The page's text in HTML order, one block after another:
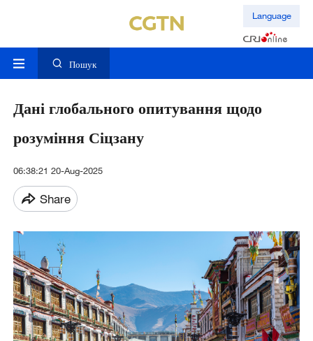
Language
Пошук
Дані глобального опитування щодо
розуміння Сіцзану
06:38:21 20-Aug-2025
Share